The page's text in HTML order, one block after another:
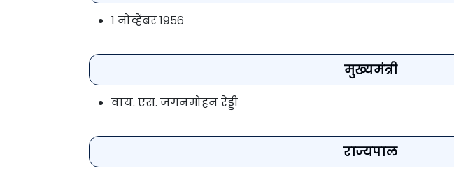
१ नोव्हेंबर १९५६
मुख्यमंत्री
वाय. एस. जगनमोहन रेड्डी
राज्यपाल